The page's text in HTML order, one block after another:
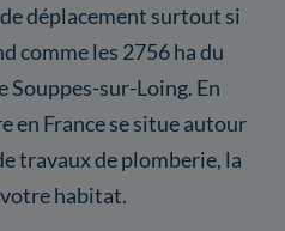
déplacement surtout si
comme les 2756 ha du
Souppes-sur-Loing. En
en France se situe autour
travaux de plomberie, la
votre habitat.